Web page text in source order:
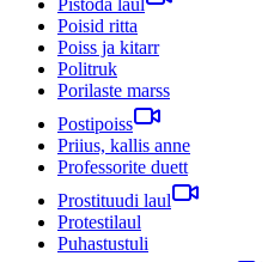
Poisid ritta
Poiss ja kitarr
Politruk
Porilaste marss
Postipoiss
Priius, kallis anne
Professorite duett
Prostituudi laul
Protestilaul
Puhastustuli